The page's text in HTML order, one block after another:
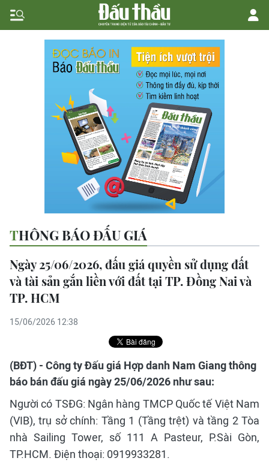
THÔNG BÁO ĐẤU GIÁ
Ngày 25/06/2026, đấu giá quyền sử dụng đất
và tài sản gắn liền với đất tại TP. Đồng Nai và
TP. HCM
15/06/2026 12:38
(BĐT) - Công ty Đấu giá Hợp danh Nam Giang thông
báo bán đấu giá ngày 25/06/2026 như sau:
Người có TSĐG: Ngân hàng TMCP Quốc tế Việt Nam
(VIB), trụ sở chính: Tầng 1 (Tầng trệt) và tầng 2 Tòa
nhà Sailing Tower, số 111 A Pasteur, P.Sài Gòn,
TP.HCM. Điện thoại: 0919933281.